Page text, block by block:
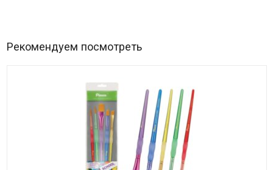
Рекомендуем посмотреть